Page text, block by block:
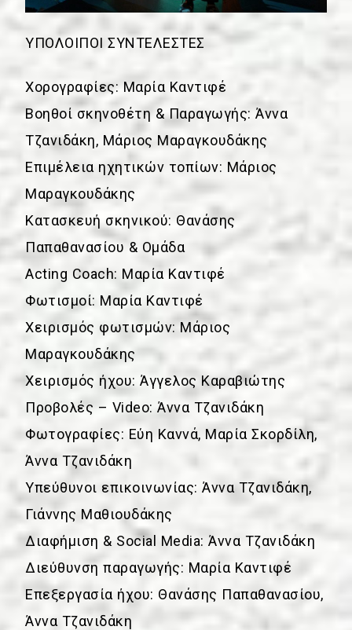
ΥΠΟΛΟΙΠΟΙ ΣΥΝΤΕΛΕΣΤΕΣ
Χορογραφίες: Μαρία Καντιφέ
Βοηθοί σκηνοθέτη & Παραγωγής: Άννα
Τζανιδάκη, Μάριος Μαραγκουδάκης
Επιμέλεια ηχητικών τοπίων: Μάριος
Μαραγκουδάκης
Κατασκευή σκηνικού: Θανάσης
Παπαθανασίου & Ομάδα
Acting Coach: Μαρία Καντιφέ
Φωτισμοί: Μαρία Καντιφέ
Χειρισμός φωτισμών: Μάριος
Μαραγκουδάκης
Χειρισμός ήχου: Άγγελος Καραβιώτης
Προβολές – Video: Άννα Τζανιδάκη
Φωτογραφίες: Εύη Καννά, Μαρία Σκορδίλη,
Άννα Τζανιδάκη
Υπεύθυνοι επικοινωνίας: Άννα Τζανιδάκη,
Γιάννης Μαθιουδάκης
Διαφήμιση & Social Media: Άννα Τζανιδάκη
Διεύθυνση παραγωγής: Μαρία Καντιφέ
Επεξεργασία ήχου: Θανάσης Παπαθανασίου,
Άννα Τζανιδάκη